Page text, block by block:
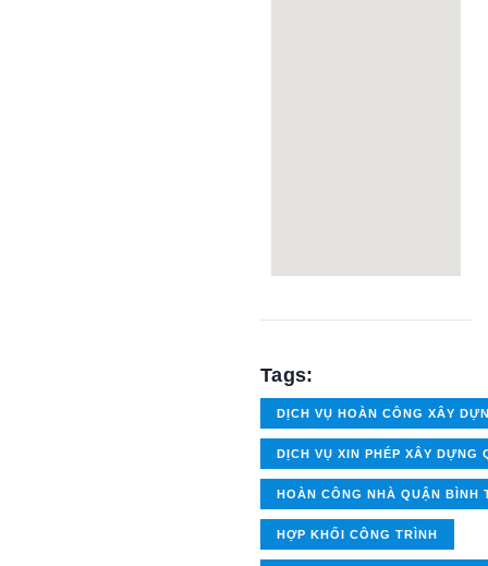
Tags:
DỊCH VỤ HOÀN CÔNG XÂY
DỊCH VỤ XIN PHÉP XÂY DỰNG
HOÀN CÔNG NHÀ QUẬN BÌNH
HỢP KHỐI CÔNG TRÌNH